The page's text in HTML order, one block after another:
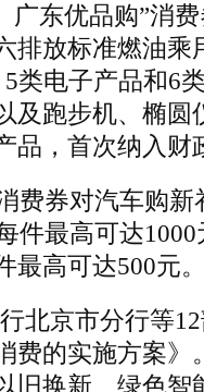
广东优品购”消
排放标准燃油乘
类电子产品和6
及跑步机、椭圆
品，首次纳入财
费券对汽车购
件最高可达
最高可达500元
北京市分行等
费的实施方案》
旧换新、绿色智